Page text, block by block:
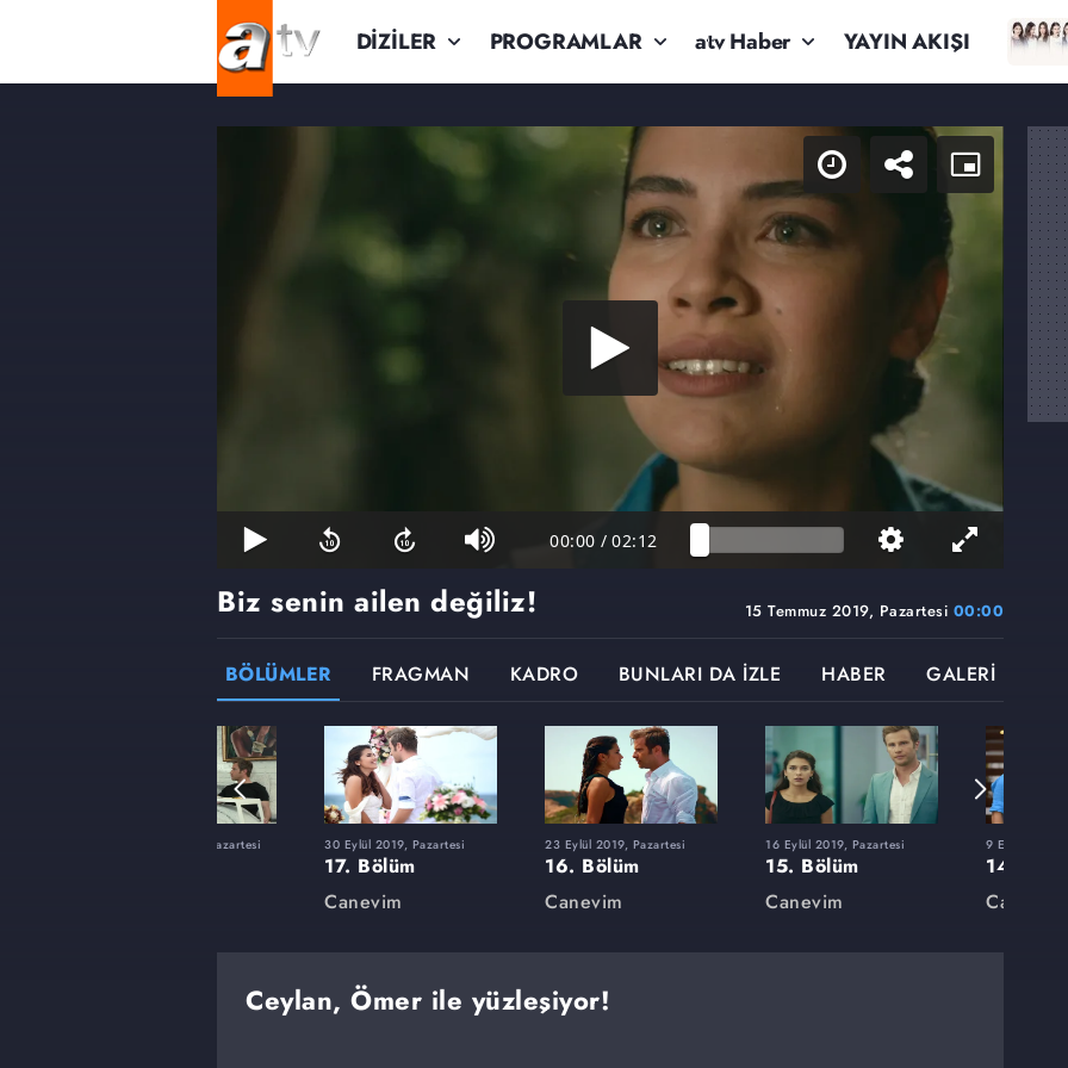
DİZİLER PROGRAMLAR atv Haber YAYIN AKIŞI
00:00 / 02:12
15 Temmuz 2019, Pazartesi 00:00
Biz senin ailen değiliz!
BÖLÜMLER FRAGMAN KADRO BUNLARI DA İZLE HABER GALERİ
17 Haziran 2019, Pazartesi 30 Eylül 2019, Pazartesi
17. Bölüm
Canevim
23 Eylül 2019, Pazartesi
16. Bölüm
Canevim
16 Eylül 2019, Pazartesi
15. Bölüm
Canevim
9 Eylül 2019,
14. Bölüm
Canevim
Ceylan, Ömer ile yüzleşiyor!